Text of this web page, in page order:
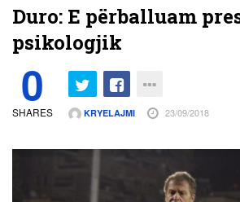
Duro: E përballuam
psikologjik
0
SHARES KRYELAJMI 23/09/2018